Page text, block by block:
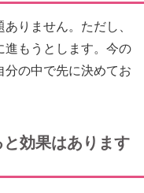
りません。ただし、
進もうとします。今の
分の中で先に決めてお
効果はあります